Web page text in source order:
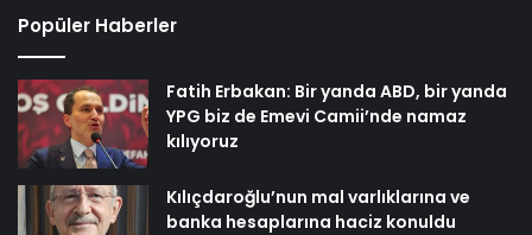
Popüler Haberler
Fatih Erbakan: Bir yanda ABD, bir yanda
YPG biz de Emevi Camii’nde namaz
kılıyoruz
Kılıçdaroğlu’nun mal varlıklarına ve
banka hesaplarına haciz konuldu